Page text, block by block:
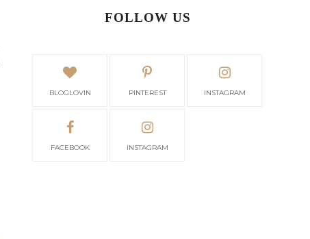
FOLLOW US
BLOGLOVIN PINTEREST INSTAGRAM
FACEBOOK INSTAGRAM